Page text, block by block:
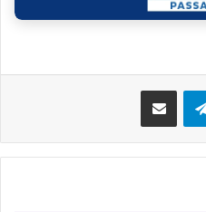
تيلقرام مشاركة عبر البريد